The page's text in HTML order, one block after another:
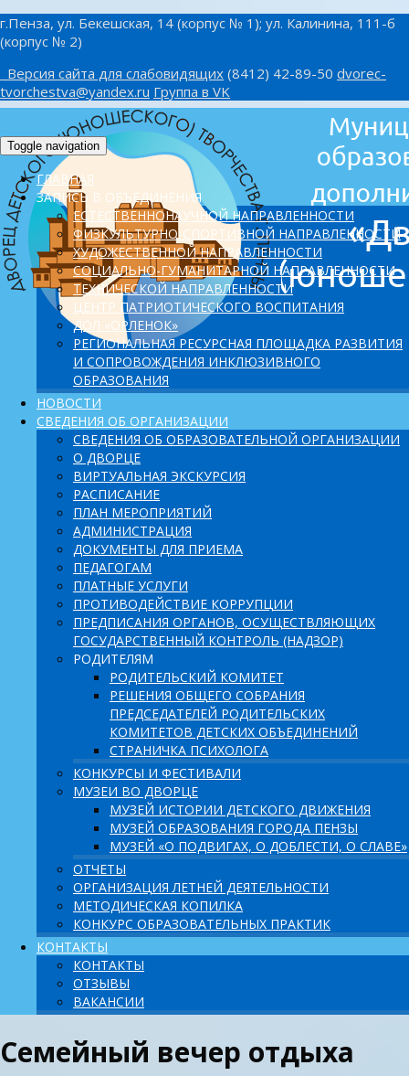
г.Пенза, ул. Бекешская, 14 (корпус № 1); ул. Калинина, 111-б
(корпус № 2)
Версия сайта для слабовидящих (8412) 42-89-50 dvorec-
tvorchestva@yandex.ru Группа в VK
Toggle navigation
ГЛАВНАЯ
ЗАПИСЬ В ОБЪЕДИНЕНИЯ
ЕСТЕСТВЕННОНАУЧНОЙ НАПРАВЛЕННОСТИ
ФИЗКУЛЬТУРНО-СПОРТИВНОЙ НАПРАВЛЕННОСТИ
ХУДОЖЕСТВЕННОЙ НАПРАВЛЕННОСТИ
СОЦИАЛЬНО-ГУМАНИТАРНОЙ НАПРАВЛЕННОСТИ
ТЕХНИЧЕСКОЙ НАПРАВЛЕННОСТИ
ЦЕНТР ПАТРИОТИЧЕСКОГО ВОСПИТАНИЯ
ДОЛ «ОРЛЕНОК»
PЕГИОНАЛЬНАЯ РЕСУРСНАЯ ПЛОЩАДКА РАЗВИТИЯ
И СОПРОВОЖДЕНИЯ ИНКЛЮЗИВНОГО
ОБРАЗОВАНИЯ
НОВОСТИ
СВЕДЕНИЯ ОБ ОРГАНИЗАЦИИ
СВЕДЕНИЯ ОБ ОБРАЗОВАТЕЛЬНОЙ ОРГАНИЗАЦИИ
О ДВОРЦЕ
ВИРТУАЛЬНАЯ ЭКСКУРСИЯ
РАСПИСАНИЕ
ПЛАН МЕРОПРИЯТИЙ
АДМИНИСТРАЦИЯ
ДОКУМЕНТЫ ДЛЯ ПРИЕМА
ПЕДАГОГАМ
ПЛАТНЫЕ УСЛУГИ
ПРОТИВОДЕЙСТВИЕ КОРРУПЦИИ
ПРЕДПИСАНИЯ ОРГАНОВ, ОСУЩЕСТВЛЯЮЩИХ
ГОСУДАРСТВЕННЫЙ КОНТРОЛЬ (НАДЗОР)
РОДИТЕЛЯМ
РОДИТЕЛЬСКИЙ КОМИТЕТ
РЕШЕНИЯ ОБЩЕГО СОБРАНИЯ
ПРЕДСЕДАТЕЛЕЙ РОДИТЕЛЬСКИХ
КОМИТЕТОВ ДЕТСКИХ ОБЪЕДИНЕНИЙ
СТРАНИЧКА ПСИХОЛОГА
КОНКУРСЫ И ФЕСТИВАЛИ
МУЗЕИ ВО ДВОРЦЕ
МУЗЕЙ ИСТОРИИ ДЕТСКОГО ДВИЖЕНИЯ
МУЗЕЙ ОБРАЗОВАНИЯ ГОРОДА ПЕНЗЫ
МУЗЕЙ «О ПОДВИГАХ, О ДОБЛЕСТИ, О СЛАВЕ»
ОТЧЕТЫ
ОРГАНИЗАЦИЯ ЛЕТНЕЙ ДЕЯТЕЛЬНОСТИ
МЕТОДИЧЕСКАЯ КОПИЛКА
КОНКУРС ОБРАЗОВАТЕЛЬНЫХ ПРАКТИК
КОНТАКТЫ
КОНТАКТЫ
ОТЗЫВЫ
ВАКАНСИИ
Семейный вечер отдыха